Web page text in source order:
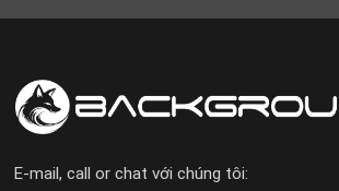
E-mail, call or chat với chúng tôi: